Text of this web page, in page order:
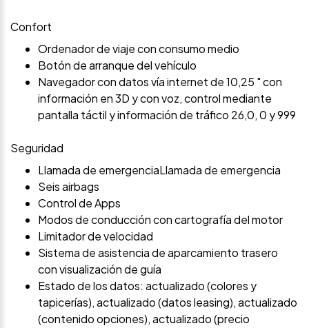
Confort
Ordenador de viaje con consumo medio
Botón de arranque del vehículo
Navegador con datos vía internet de 10,25 " con
información en 3D y con voz, control mediante
pantalla táctil y información de tráfico 26,0, 0 y 999
Seguridad
Llamada de emergenciaLlamada de emergencia
Seis airbags
Control de Apps
Modos de conducción con cartografía del motor
Limitador de velocidad
Sistema de asistencia de aparcamiento trasero
con visualización de guía
Estado de los datos: actualizado (colores y
tapicerías), actualizado (datos leasing), actualizado
(contenido opciones), actualizado (precio